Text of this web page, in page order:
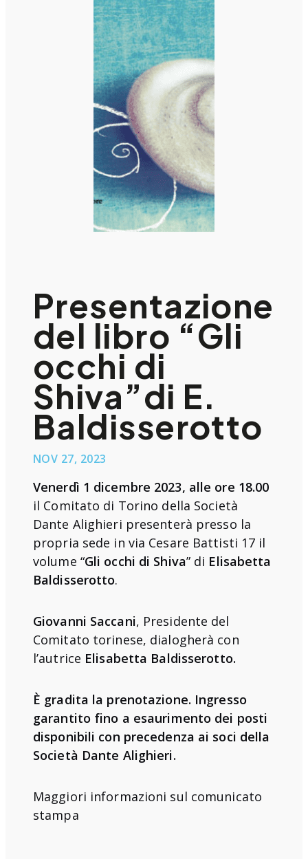
Presentazione
del libro “Gli
occhi di
Shiva”di E.
Baldisserotto
NOV 27, 2023
Venerdì 1 dicembre 2023, alle ore 18.00
il Comitato di Torino della Società
Dante Alighieri presenterà presso la
propria sede in via Cesare Battisti 17 il
volume “Gli occhi di Shiva” di Elisabetta
Baldisserotto.
Giovanni Saccani, Presidente del
Comitato torinese, dialogherà con
l’autrice Elisabetta Baldisserotto.
È gradita la prenotazione. Ingresso
garantito fino a esaurimento dei posti
disponibili con precedenza ai soci della
Società Dante Alighieri.
Maggiori informazioni sul comunicato
stampa